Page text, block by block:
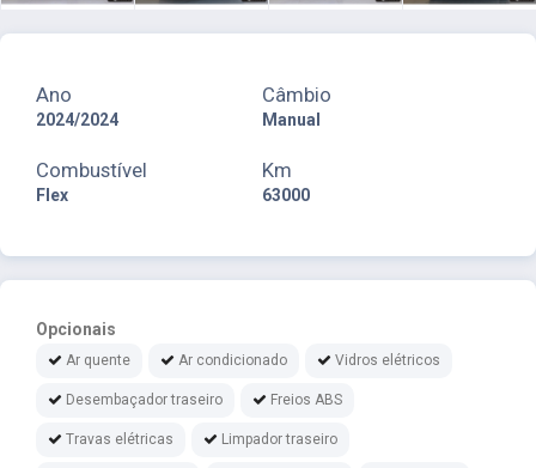
Ano
2024/2024
Câmbio
Manual
Combustível
Flex
Km
63000
Opcionais
Ar quente Ar condicionado Vidros elétricos
Desembaçador traseiro Freios ABS
Travas elétricas Limpador traseiro